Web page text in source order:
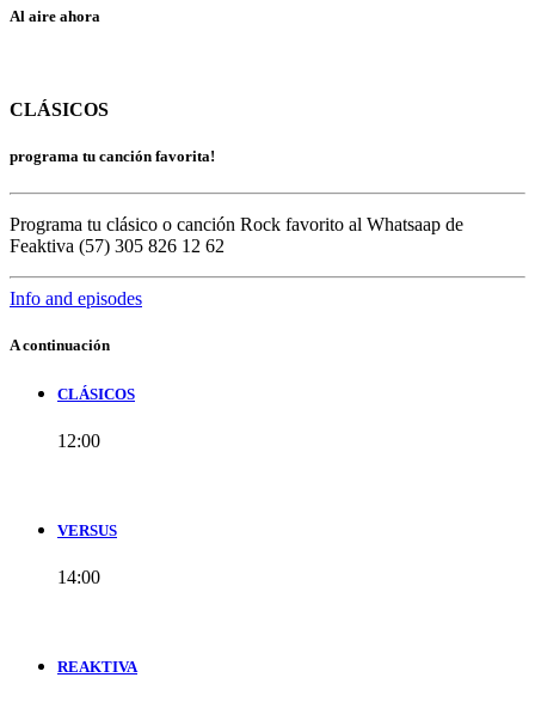
Al aire ahora
CLÁSICOS
programa tu canción favorita!
Programa tu clásico o canción Rock favorito al Whatsaap de
Feaktiva (57) 305 826 12 62
Info and episodes
A continuación
CLÁSICOS
12:00
VERSUS
14:00
REAKTIVA